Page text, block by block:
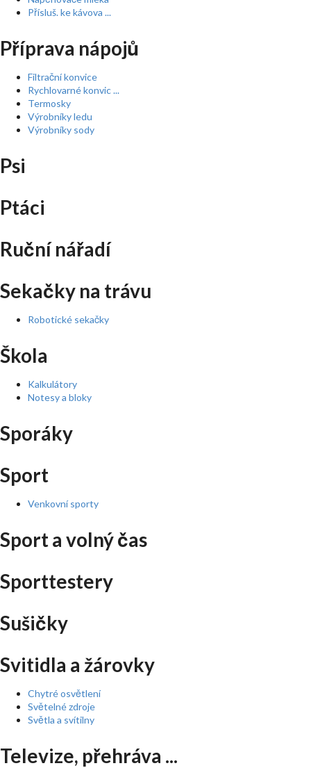
Přísluš. ke kávova ...
Příprava nápojů
Filtrační konvice
Rychlovarné konvic ...
Termosky
Výrobníky ledu
Výrobníky sody
Psi
Ptáci
Ruční nářadí
Sekačky na trávu
Robotické sekačky
Škola
Kalkulátory
Notesy a bloky
Sporáky
Sport
Venkovní sporty
Sport a volný čas
Sporttestery
Sušičky
Svitidla a žárovky
Chytré osvětlení
Světelné zdroje
Světla a svítilny
Televize, přehráva ...